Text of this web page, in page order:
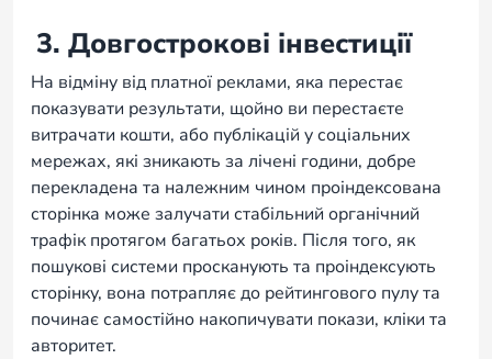
3. Довгострокові інвестиції
На відміну від платної реклами, яка перестає
показувати результати, щойно ви перестаєте
витрачати кошти, або публікацій у соціальних
мережах, які зникають за лічені години, добре
перекладена та належним чином проіндексована
сторінка може залучати стабільний органічний
трафік протягом багатьох років. Після того, як
пошукові системи просканують та проіндексують
сторінку, вона потрапляє до рейтингового пулу та
починає самостійно накопичувати покази, кліки та
авторитет.